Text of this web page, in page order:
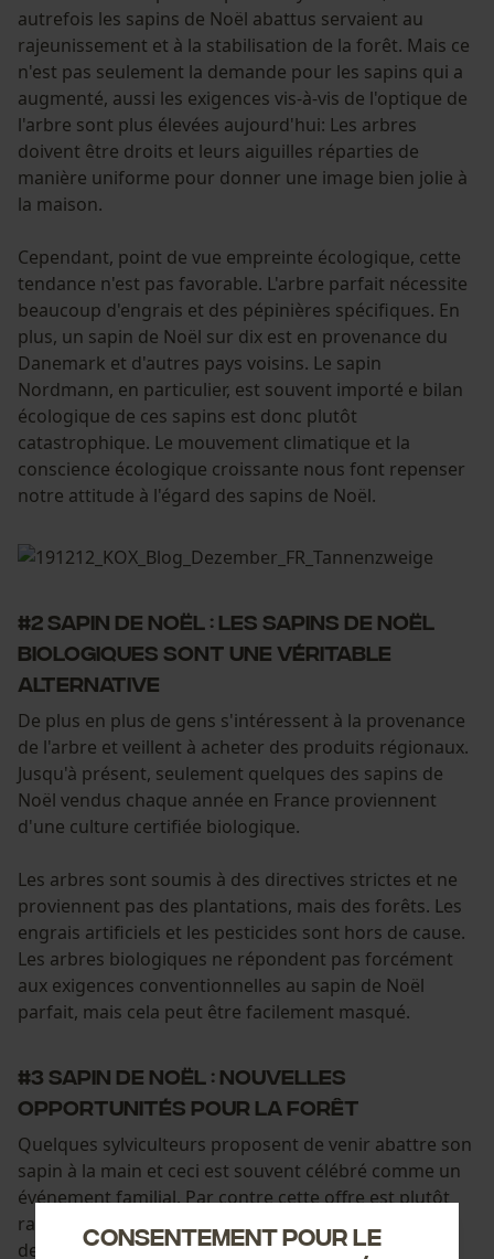
autrefois les sapins de Noël abattus servaient au
rajeunissement et à la stabilisation de la forêt. Mais ce
n'est pas seulement la demande pour les sapins qui a
augmenté, aussi les exigences vis-à-vis de l'optique de
l'arbre sont plus élevées aujourd'hui: Les arbres
doivent être droits et leurs aiguilles réparties de
manière uniforme pour donner une image bien jolie à
la maison.
Cependant, point de vue empreinte écologique, cette
tendance n'est pas favorable. L'arbre parfait nécessite
beaucoup d'engrais et des pépinières spécifiques. En
plus, un sapin de Noël sur dix est en provenance du
Danemark et d'autres pays voisins. Le sapin
Nordmann, en particulier, est souvent importé e bilan
écologique de ces sapins est donc plutôt
catastrophique. Le mouvement climatique et la
conscience écologique croissante nous font repenser
notre attitude à l'égard des sapins de Noël.
#2 Sapin de Noël : les sapins de Noël
biologiques sont une véritable
alternative
De plus en plus de gens s'intéressent à la provenance
de l'arbre et veillent à acheter des produits régionaux.
Jusqu'à présent, seulement quelques des sapins de
Noël vendus chaque année en France proviennent
d'une culture certifiée biologique.
Les arbres sont soumis à des directives strictes et ne
proviennent pas des plantations, mais des forêts. Les
engrais artificiels et les pesticides sont hors de cause.
Les arbres biologiques ne répondent pas forcément
aux exigences conventionnelles au sapin de Noël
parfait, mais cela peut être facilement masqué.
#3 Sapin de Noël : nouvelles
opportunités pour la forêt
Quelques sylviculteurs proposent de venir abattre son
sapin à la main et ceci est souvent célébré comme un
événement familial. Par contre cette offre est plutôt
rare car l'espace est souvent insuffisant pour fournir
des sapins de Noël.
Consentement pour le